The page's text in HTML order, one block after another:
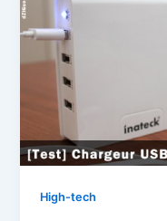
High-tech